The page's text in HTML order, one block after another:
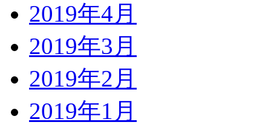
2019年4月
2019年3月
2019年2月
2019年1月